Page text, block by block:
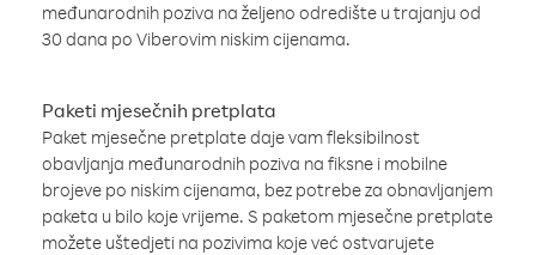
međunarodnih poziva na željeno odredište u trajanju od
30 dana po Viberovim niskim cijenama.
Paketi mjesečnih pretplata
Paket mjesečne pretplate daje vam fleksibilnost
obavljanja međunarodnih poziva na fiksne i mobilne
brojeve po niskim cijenama, bez potrebe za obnavljanjem
paketa u bilo koje vrijeme. S paketom mjesečne pretplate
možete uštedjeti na pozivima koje već ostvarujete